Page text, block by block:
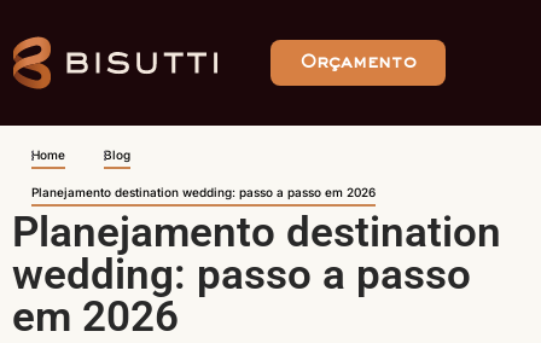
Orçamento
Home Blog
Planejamento destination wedding: passo a passo em 2026
Planejamento destination
wedding: passo a passo
em 2026